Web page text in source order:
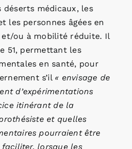
déserts médicaux, les
les personnes âgées en
et/ou à mobilité réduite. Il
51, permettant les
en santé, pour
s’il « envisage de
d’expérimentations
itinérant de la
et quelles
pourraient être
lorsque les